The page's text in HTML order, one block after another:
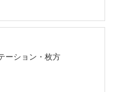
ーション・枚方